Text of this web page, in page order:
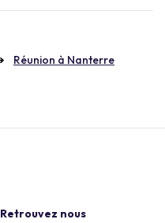
Réunion à Nanterre
Retrouvez nous